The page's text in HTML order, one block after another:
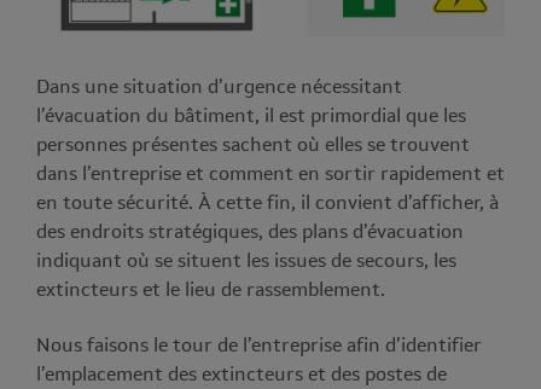
Dans une situation d’urgence nécessitant
l’évacuation du bâtiment, il est primordial que les
personnes présentes sachent où elles se trouvent
dans l’entreprise et comment en sortir rapidement et
en toute sécurité. À cette fin, il convient d’afficher, à
des endroits stratégiques, des plans d’évacuation
indiquant où se situent les issues de secours, les
extincteurs et le lieu de rassemblement.
Nous faisons le tour de l’entreprise afin d’identifier
l’emplacement des extincteurs et des postes de